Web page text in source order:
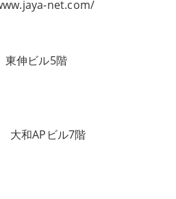
net.com/
伸ビル5階
大和APビル7階